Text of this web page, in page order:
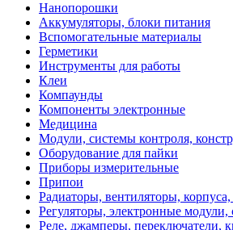
Нанопорошки
Аккумуляторы, блоки питания
Вспомогательные материалы
Герметики
Инструменты для работы
Клеи
Компаунды
Компоненты электронные
Медицина
Модули, системы контроля,
Оборудование для пайки
Приборы измерительные
Припои
Радиаторы, вентиляторы,
Регуляторы, электронные
Реле, джамперы, переключатели,